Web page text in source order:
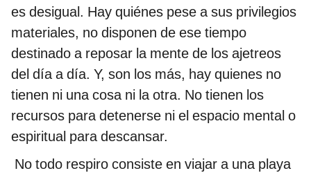
es desigual. Hay quiénes pese a sus privilegios
materiales, no disponen de ese tiempo
destinado a reposar la mente de los ajetreos
del día a día. Y, son los más, hay quienes no
tienen ni una cosa ni la otra. No tienen los
recursos para detenerse ni el espacio mental o
espiritual para descansar.
No todo respiro consiste en viajar a una playa